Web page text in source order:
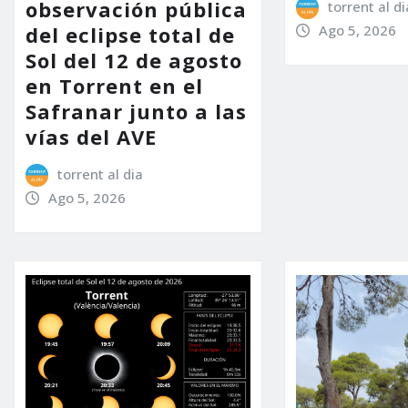
observación pública
del eclipse total de
Sol del 12 de agosto
en Torrent en el
Safranar junto a las
vías del AVE
torrent al dia
Ago 5, 2026
torrent al
Ago 5, 2026